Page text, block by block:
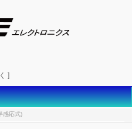
]
感応式)